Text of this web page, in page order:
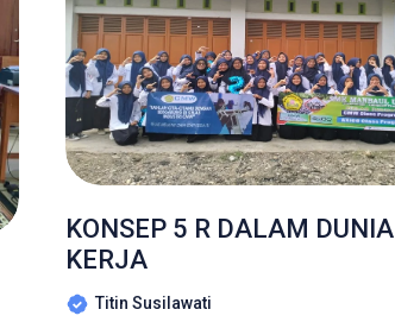
KONSEP 5 R DALAM DUNIA
KERJA
Titin Susilawati